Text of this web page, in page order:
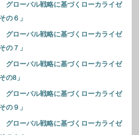
グローバル戦略に基づくローカライゼ
の６」
グローバル戦略に基づくローカライゼ
の７」
グローバル戦略に基づくローカライゼ
の8」
グローバル戦略に基づくローカライゼ
の９」
グローバル戦略に基づくローカライゼ